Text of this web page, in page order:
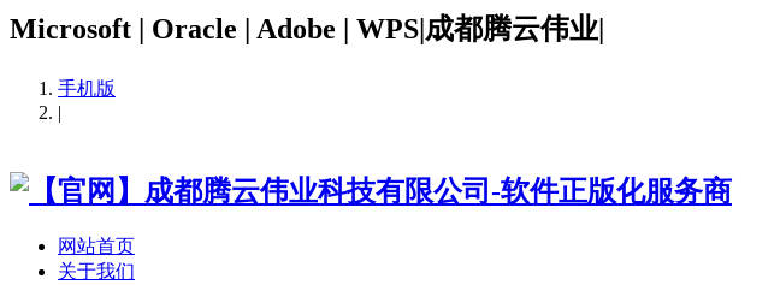
Microsoft | Oracle | Adobe | WPS|成都腾云伟业|
手机版
|
网站首页
关于我们